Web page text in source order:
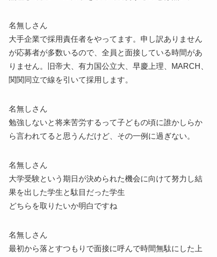
名無しさん
大手企業で採用責任者をやってます。申し訳ありません
が応募者が多数いるので、全員と面接している時間があ
りません。旧帝大、有力国公立大、早慶上理、MARCH、
関関同立で線を引いて採用します。
名無しさん
勉強しないと将来苦労するって子どもの頃に誰かしらか
ら言われてると思うんだけど、その一例に過ぎない。
名無しさん
大学受験という期日が決められた機会に向けて努力し結
果を出した学生と駄目だった学生
どちらを取りたいか明白ですね
名無しさん
最初から落とすつもりで面接に呼んで時間無駄にした上